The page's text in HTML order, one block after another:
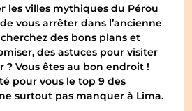
les villes mythiques du Pérou
vous arrêter dans l’ancienne
des bons plans et
des astuces pour visiter
? Vous êtes au bon endroit !
pour vous le top 9 des
surtout pas manquer à Lima.